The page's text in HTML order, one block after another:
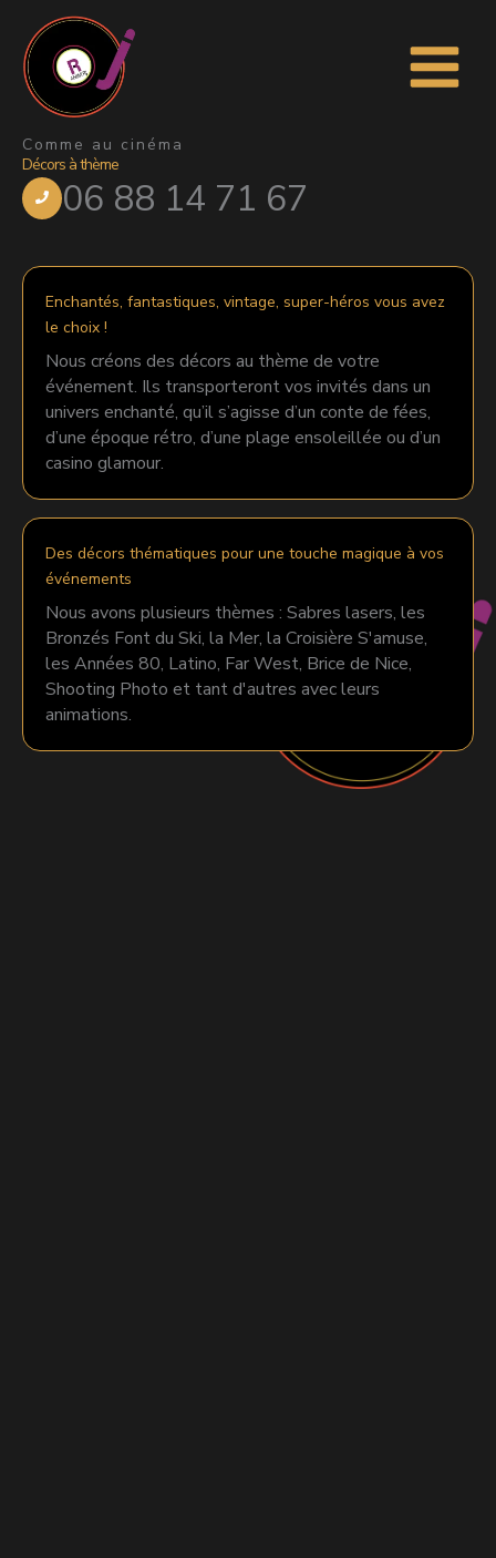
contenu
Comme au cinéma
Décors à thème
06 88 14 71 67
Enchantés, fantastiques, vintage, super-héros vous avez
le choix !
Nous créons des décors au thème de votre
événement. Ils transporteront vos invités dans un
univers enchanté, qu’il s’agisse d’un conte de fées,
d’une époque rétro, d’une plage ensoleillée ou d’un
casino glamour.
Des décors thématiques pour une touche magique à vos
événements
Nous avons plusieurs thèmes : Sabres lasers, les
Bronzés Font du Ski, la Mer, la Croisière S'amuse,
les Années 80, Latino, Far West, Brice de Nice,
Shooting Photo et tant d'autres avec leurs
animations.